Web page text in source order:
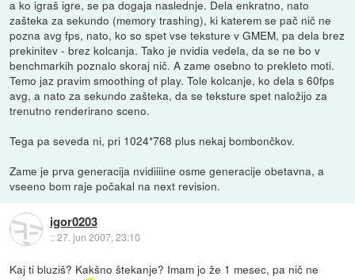
a ko igraš igre, se pa dogaja naslednje. Dela enkratno, nato
zašteka za sekundo (memory trashing), ki katerem se pač nič ne
pozna avg fps, nato, ko so spet vse teksture v GMEM, pa dela brez
prekinitev - brez kolcanja. Tako je nvidia vedela, da se ne bo v
benchmarkih poznalo skoraj nič. A zame osebno to prekleto moti.
Temo jaz pravim smoothing of play. Tole kolcanje, ko dela s 60fps
avg, a nato za sekundo zašteka, da se teksture spet naložijo za
trenutno renderirano sceno.
Tega pa seveda ni, pri 1024*768 plus nekaj bombončkov.
Zame je prva generacija nvidiiiine osme generacije obetavna, a
vseeno bom raje počakal na next revision.
igor0203
::27. jun 2007, 23:10
Kaj ti bluziš? Kakšno štekanje? Imam jo že 1 mesec, pa nič ne